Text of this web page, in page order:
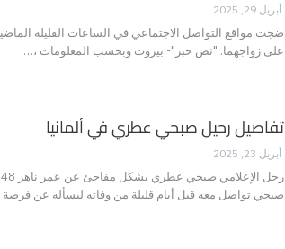
أبريل 29, 2025
ضجت مواقع التواصل الاجتماعي في الساعات القليلة
على زواجهما. "نص خبر"- بيروت وبحسب المعلومات ،…
تفاصيل رحيل صبحي عطري في ألمانيا
أبريل 23, 2025
صبحي تواصل معه قبل أيام قليلة من وفاته ليسأله عن